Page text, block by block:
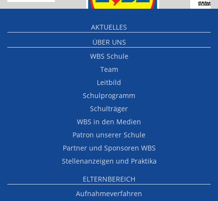
AKTUELLES
ÜBER UNS
WBS Schule
Team
Leitbild
Schulprogramm
Schulträger
WBS in den Medien
Patron unserer Schule
Partner und Sponsoren WBS
Stellenanzeigen und Praktika
ELTERNBEREICH
Aufnahmeverfahren